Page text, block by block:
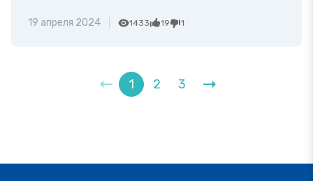
19 апреля 2024 1433 19 1
1 2 3